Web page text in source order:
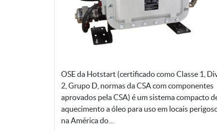
OSE da Hotstart (certificado como Classe 1,
2, Grupo D, normas da CSA com componentes
aprovados pela CSA) é um sistema compacto
aquecimento a óleo para uso em locais
na América do…